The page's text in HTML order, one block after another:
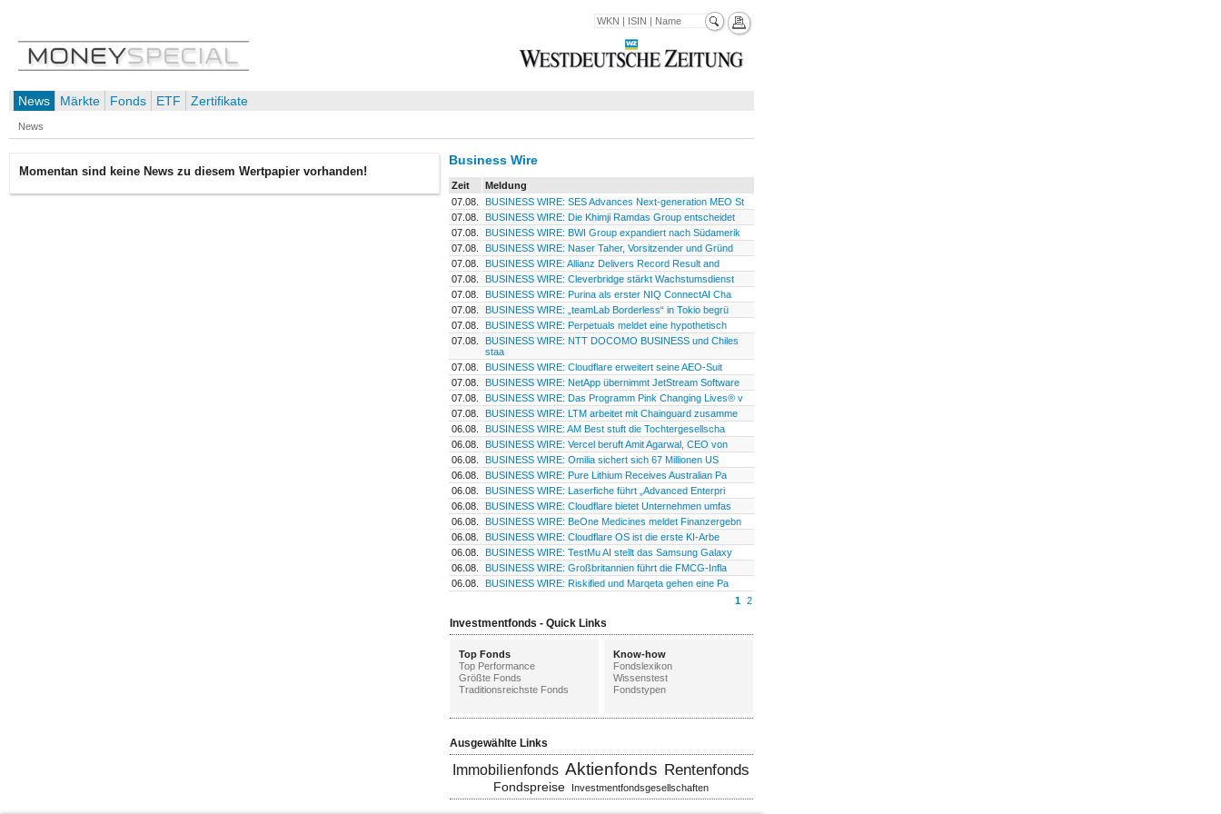
News Märkte Fonds ETF Zertifikate
News
Momentan sind keine News zu diesem Wertpapier vorhanden!
Business Wire
Zeit
Meldung
07.08.
BUSINESS WIRE: SES Advances Next-generation MEO St
07.08.
BUSINESS WIRE: Die Khimji Ramdas Group entscheidet
07.08.
BUSINESS WIRE: BWI Group expandiert nach Südamerik
07.08.
BUSINESS WIRE: Naser Taher, Vorsitzender und Gründ
07.08.
BUSINESS WIRE: Allianz Delivers Record Result and
07.08.
BUSINESS WIRE: Cleverbridge stärkt Wachstumsdienst
07.08.
BUSINESS WIRE: Purina als erster NIQ ConnectAI Cha
07.08.
BUSINESS WIRE: „teamLab Borderless“ in Tokio begrü
07.08.
BUSINESS WIRE: Perpetuals meldet eine hypothetisch
07.08.
BUSINESS WIRE: NTT DOCOMO BUSINESS und Chiles
staa
07.08.
BUSINESS WIRE: Cloudflare erweitert seine AEO-Suit
07.08.
BUSINESS WIRE: NetApp übernimmt JetStream Software
07.08.
BUSINESS WIRE: Das Programm Pink Changing Lives® v
07.08.
BUSINESS WIRE: LTM arbeitet mit Chainguard zusamme
06.08.
BUSINESS WIRE: AM Best stuft die Tochtergesellscha
06.08.
BUSINESS WIRE: Vercel beruft Amit Agarwal, CEO von
06.08.
BUSINESS WIRE: Omilia sichert sich 67 Millionen US
06.08.
BUSINESS WIRE: Pure Lithium Receives Australian Pa
06.08.
BUSINESS WIRE: Laserfiche führt „Advanced Enterpri
06.08.
BUSINESS WIRE: Cloudflare bietet Unternehmen umfas
06.08.
BUSINESS WIRE: BeOne Medicines meldet Finanzergebn
06.08.
BUSINESS WIRE: Cloudflare OS ist die erste KI-Arbe
06.08.
BUSINESS WIRE: TestMu AI stellt das Samsung Galaxy
06.08.
BUSINESS WIRE: Großbritannien führt die FMCG-Infla
06.08.
BUSINESS WIRE: Riskified und Marqeta gehen eine Pa
1 2
Investmentfonds - Quick Links
Top Fonds
Top Performance
Größte Fonds
Traditionsreichste Fonds
Know-how
Fondslexikon
Wissenstest
Fondstypen
Ausgewählte Links
Immobilienfonds Aktienfonds Rentenfonds
Fondspreise Investmentfondsgesellschaften